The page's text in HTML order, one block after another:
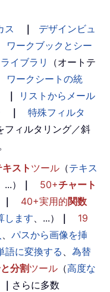
ス ｜
デザインビュ
ワークブックとシー
イブラリ
（オートテ
ワークシートの統
｜
リストからメール
｜
特殊フィルタ
フィルタリング／斜
キスト ツール （テキス
...） ｜ 50+チャート
｜ 40+実用的関数
します、...） ｜
19
、 パスから画像を挿
語に変換する、 為替
分割ツール （高度な
｜ さらに多数